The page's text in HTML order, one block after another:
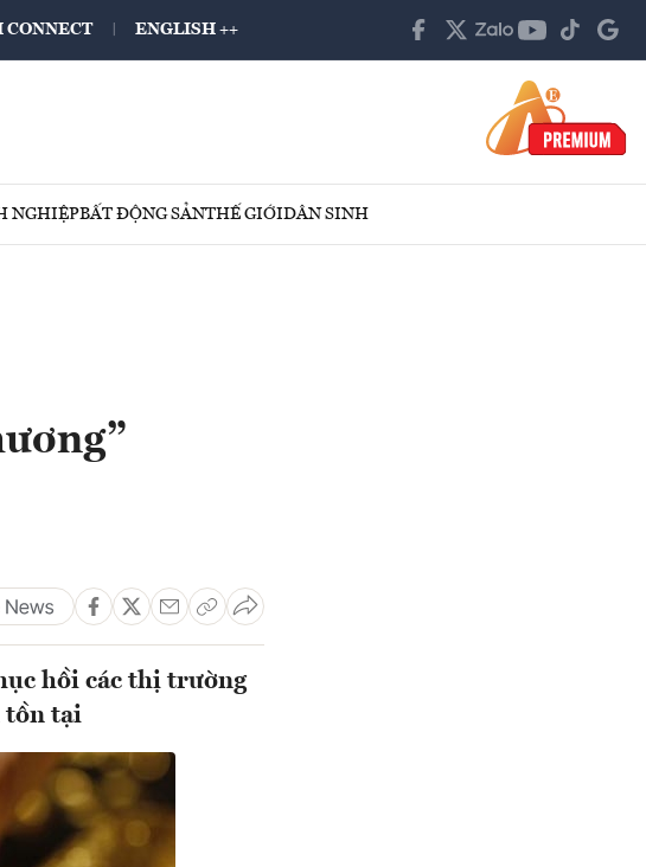
CONNECT ENGLISH ++
NGHIỆPBẤT ĐỘNG SẢNTHẾ GIỚIDÂN SINH
hồi các thị trường
tồn tại